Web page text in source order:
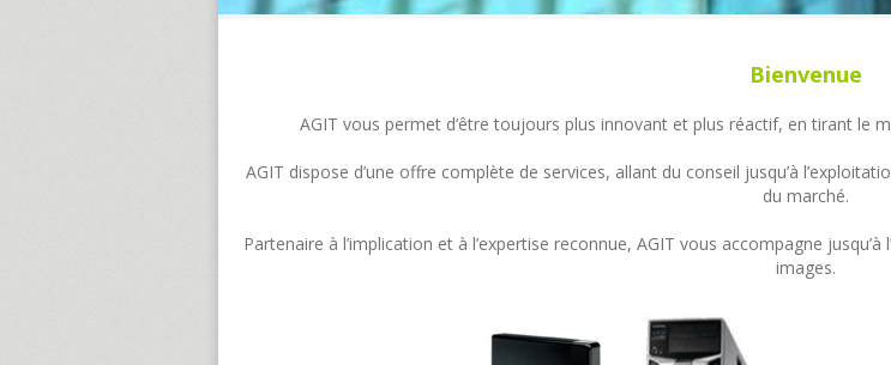
Bienvenue
AGIT vous permet d’être toujours plus innovant et plus réactif, en tirant le
AGIT dispose d’une offre complète de services, allant du conseil jusqu’à
du marché.
Partenaire à l’implication et à l’expertise reconnue, AGIT vous accompagne
images.